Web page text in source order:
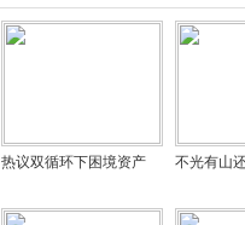
热议双循环下困境资产 不光有山